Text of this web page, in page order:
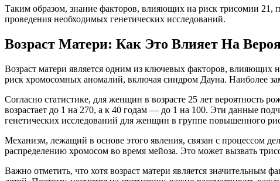
Таким образом, знание факторов, влияющих на риск трисомии 21,
проведения необходимых генетических исследований.
Возраст Матери: Как Это Влияет На
Возраст матери является одним из ключевых факторов, влияющих
риск хромосомных аномалий, включая синдром Дауна. Наиболее
Согласно статистике, для женщин в возрасте 25 лет вероятность
возрастает до 1 на 270, а к 40 годам — до 1 на 100. Эти данные
генетических исследований для женщин в группе повышенного
Механизм, лежащий в основе этого явления, связан с процессом
распределению хромосом во время мейоза. Это может вызвать
Важно отметить, что хотя возраст матери является